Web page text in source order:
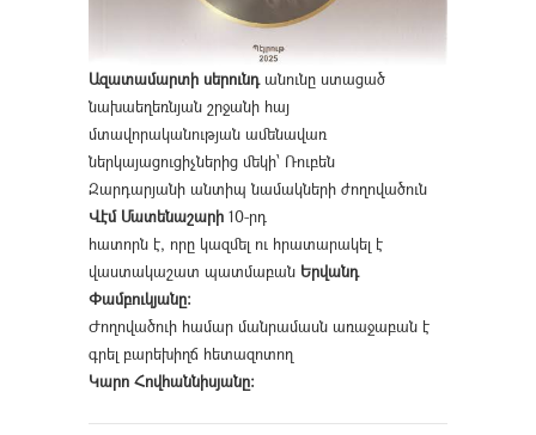
Ազատամարտի սերունդանունը ստացած
նախաեղեռնյան շրջանի հայ
մտավորականության ամենավառ
ներկայացուցիչներից մեկի՝ Ռուբեն
Զարդարյանի անտիպ նամակների ժողովածուն
Վէմ Մատենաշարի 10-րդ
հատորն է, որը կազմել ու հրատարակել է
վաստակաշատ պատմաբան Երվանդ
Փամբուկյանը։
Ժողովածուի համար մանրամասն առաջաբան է
գրել բարեխիղճ հետազոտող
Կարո Հովհաննիսյանը։